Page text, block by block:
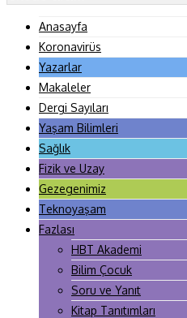
Anasayfa
Koronavirüs
Yazarlar
Makaleler
Dergi Sayıları
Yaşam Bilimleri
Sağlık
Fizik ve Uzay
Gezegenimiz
Teknoyaşam
Fazlası
HBT Akademi
Bilim Çocuk
Soru ve Yanıt
Kitap Tanıtımları